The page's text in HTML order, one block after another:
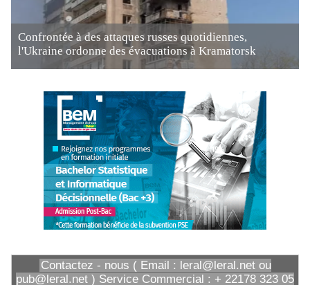
Confrontée à des attaques russes quotidiennes,
l'Ukraine ordonne des évacuations à Kramatorsk
Contactez - nous ( Email : leral@leral.net ou
pub@leral.net ) Service Commercial : + 22178 323 05